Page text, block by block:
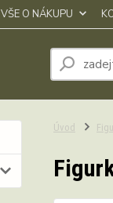
VŠE O NÁKUPU
Úvod